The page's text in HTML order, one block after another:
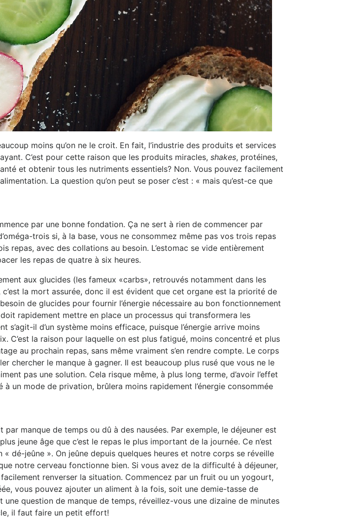
moins qu’on ne le croit. En fait, l’industrie des produits et services
C’est pour cette raison que les produits miracles, shakes, protéines,
et obtenir tous les nutriments essentiels? Non. Vous pouvez facilement
La question qu’on peut se poser c’est : « mais qu’est-ce que
par une bonne fondation. Ça ne sert à rien de commencer par
trois si, à la base, vous ne consommez même pas vos trois repas
repas, avec des collations au besoin. L’estomac se vide entièrement
les repas de quatre à six heures.
aux glucides (les fameux «carbs», retrouvés notamment dans les
la mort assurée, donc il est évident que cet organe est la priorité de
de glucides pour fournir l’énergie nécessaire au bon fonctionnement
rapidement mettre en place un processus qui transformera les
il d’un système moins efficace, puisque l’énergie arrive moins
C’est la raison pour laquelle on est plus fatigué, moins concentré et plus
au prochain repas, sans même vraiment s’en rendre compte. Le corps
chercher le manque à gagner. Il est beaucoup plus rusé que vous ne le
pas une solution. Cela risque même, à plus long terme, d’avoir l’effet
un mode de privation, brûlera moins rapidement l’énergie consommée
manque de temps ou dû à des nausées. Par exemple, le déjeuner est
jeune âge que c’est le repas le plus important de la journée. Ce n’est
dé-jeûne ». On jeûne depuis quelques heures et notre corps se réveille
notre cerveau fonctionne bien. Si vous avez de la difficulté à déjeuner,
facilement renverser la situation. Commencez par un fruit ou un yogourt,
vous pouvez ajouter un aliment à la fois, soit une demie-tasse de
une question de manque de temps, réveillez-vous une dizaine de minutes
il faut faire un petit effort!